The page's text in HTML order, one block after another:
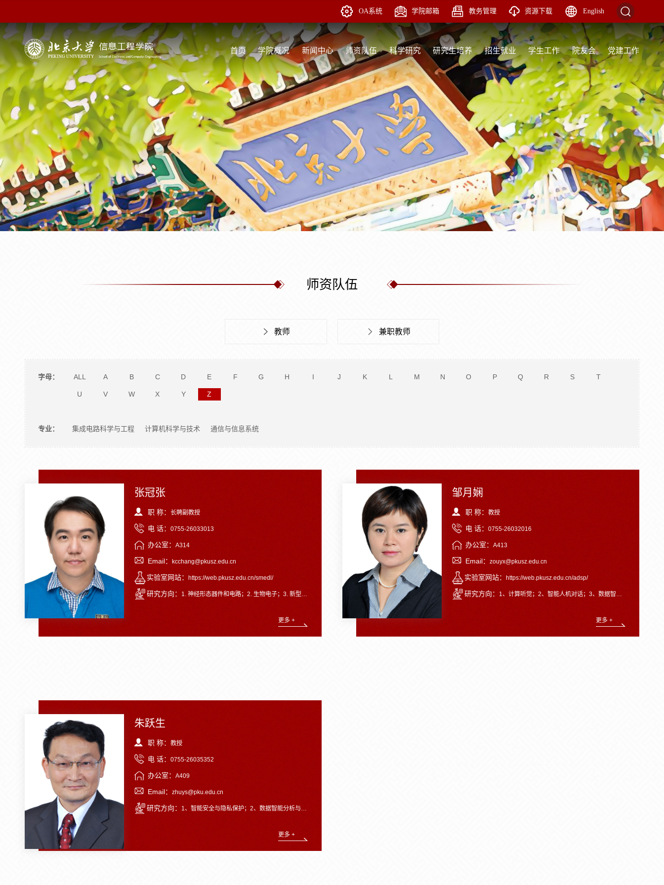
OA系统 学院邮箱 教务管理 资源下载 English
首页 学院概况 新闻中心 师资队伍 科学研究 研究生培养 招生就业 学生工作 院友会 党建工作
师资队伍
教师 兼职教师
字母： ALL A B C D E F G H I J K L M N O P Q R S T
U V W X Y Z
专业： 集成电路科学与工程 计算机科学与技术 通信与信息系统
张冠张
职 称： 长聘副教授
电 话： 0755-26033013
办公室： A314
Email： kcchang@pkusz.edu.cn
实验室网站： https://web.pkusz.edu.cn/smedl/
研究方向： 1. 神经形态器件和电路；2. 生物电子；3. 新型存储器；4. 超临界流体 ；5.薄膜晶体管。
更多 +
邹月娴
职 称： 教授
电 话： 0755-26032016
办公室： A413
Email： zouyx@pkusz.edu.cn
实验室网站： https://web.pkusz.edu.cn/adsp/
研究方向： 1、计算听觉；2、智能人机对话；3、数据智能分析。
更多 +
朱跃生
职 称： 教授
电 话： 0755-26035352
办公室： A409
Email： zhuys@pku.edu.cn
研究方向： 1、智能安全与隐私保护；2、数据智能分析与安全保障；3、智能视频监控与图像分析技术。
更多 +